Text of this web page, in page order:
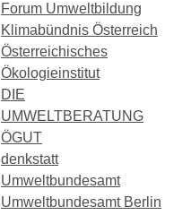
Forum Umweltbildung
Klimabündnis Österreich
Österreichisches
Ökologieinstitut
DIE
UMWELTBERATUNG
ÖGUT
denkstatt
Umweltbundesamt
Umweltbundesamt Berlin